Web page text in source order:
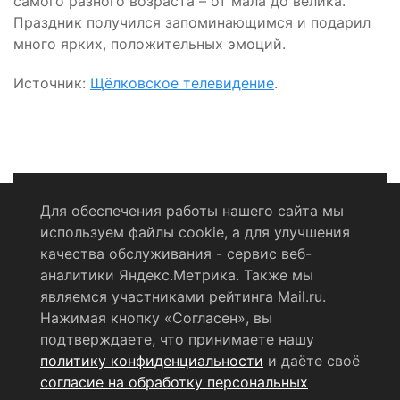
Праздник получился запоминающимся и подарил
много ярких, положительных эмоций.
Источник: Щёлковское телевидение.
Политика конфиденциальности
Согласие на обработку персональных данных
RSS-лента
© 2004 - 2026 Сетевое издание Щёлковское ТВ.
Свидетельство о регистрации СМИ
Для обеспечения работы нашего сайта мы
используем файлы cookie, а для улучшения
качества обслуживания - сервис веб-
аналитики Яндекс.Метрика. Также мы
являемся участниками рейтинга Mail.ru.
Нажимая кнопку «Согласен», вы
подтверждаете, что принимаете нашу
политику конфиденциальности и даёте своё
согласие на обработку персональных